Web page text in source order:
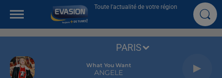
Toute l'actualité de votre région
What You Want
ANGELE
PARIS